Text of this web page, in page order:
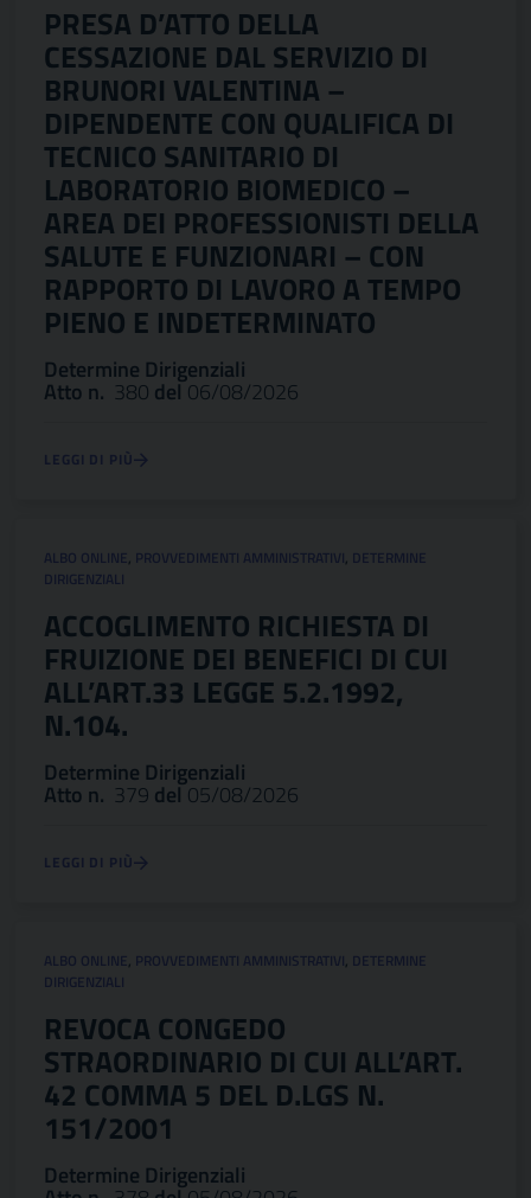
PRESA D’ATTO DELLA
CESSAZIONE DAL SERVIZIO DI
BRUNORI VALENTINA –
DIPENDENTE CON QUALIFICA DI
TECNICO SANITARIO DI
LABORATORIO BIOMEDICO –
AREA DEI PROFESSIONISTI DELLA
SALUTE E FUNZIONARI – CON
RAPPORTO DI LAVORO A TEMPO
PIENO E INDETERMINATO
Determine Dirigenziali
Atto n. 380 del06/08/2026
LEGGI DI PIÙ
ALBO ONLINE, PROVVEDIMENTI AMMINISTRATIVI, DETERMINE
DIRIGENZIALI
ACCOGLIMENTO RICHIESTA DI
FRUIZIONE DEI BENEFICI DI CUI
ALL’ART.33 LEGGE 5.2.1992,
N.104.
Determine Dirigenziali
Atto n. 379 del05/08/2026
LEGGI DI PIÙ
ALBO ONLINE, PROVVEDIMENTI AMMINISTRATIVI, DETERMINE
DIRIGENZIALI
REVOCA CONGEDO
STRAORDINARIO DI CUI ALL’ART.
42 COMMA 5 DEL D.LGS N.
151/2001
Determine Dirigenziali